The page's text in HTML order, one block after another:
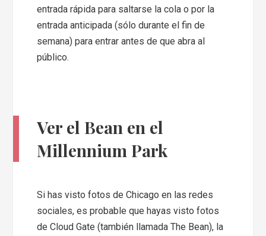
entrada rápida para saltarse la cola o por la
entrada anticipada (sólo durante el fin de
semana) para entrar antes de que abra al
público.
Ver el Bean en el
Millennium Park
Si has visto fotos de Chicago en las redes
sociales, es probable que hayas visto fotos
de Cloud Gate (también llamada The Bean), la